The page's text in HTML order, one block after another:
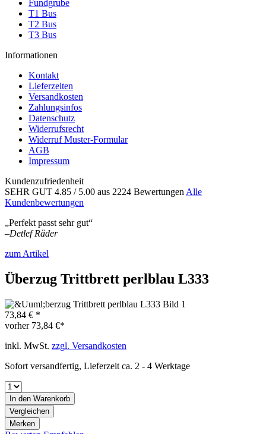
Fundgrube
T1 Bus
T2 Bus
T3 Bus
Informationen
Kontakt
Lieferzeiten
Versandkosten
Zahlungsinfos
Datenschutz
Widerrufsrecht
Widerruf Muster-Formular
AGB
Impressum
Kundenzufriedenheit
SEHR GUT 4.85 / 5.00 aus 2224 Bewertungen Alle
Kundenbewertungen
„Perfekt passt sehr gut“
–Detlef Räder
zum Artikel
Überzug Trittbrett perlblau L333
73,84 € *
vorher 73,84 €*
inkl. MwSt. zzgl. Versandkosten
Sofort versandfertig, Lieferzeit ca. 2 - 4 Werktage
In den Warenkorb
Vergleichen
Merken